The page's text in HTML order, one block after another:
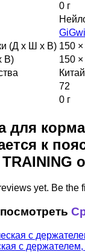
0 г
GiGwi
(Д х Ш х В) 150
В)
150
Китай
72
0 г
для корма
к
yet. Be the
с